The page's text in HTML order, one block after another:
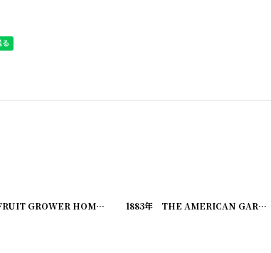
1902年FRUIT GROWER HOME COMPANION 農業系雑誌 [20200324-3
1883年 THE AMERICAN GARDEN 農業系雑誌